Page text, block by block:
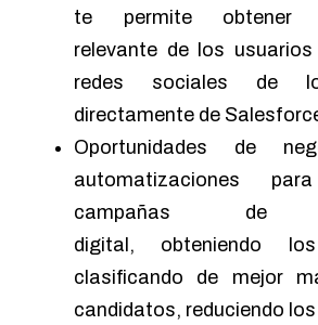
te permite obtener
relevante de los
redes sociales de
directamente de
Oportunidades de
automatizaciones
campañas de
digital, obteniendo
clasificando de mejor
candidatos, reduciendo